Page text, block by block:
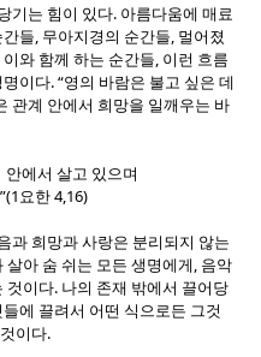
기는 힘이 있다. 아름다움에 매료
간들, 무아지경의 순간들, 멀어졌
이와 함께 하는 순간들, 이런 흐름
명이다. “영의 바람은 불고 싶은 데
관계 안에서 희망을 일깨우는 바
에서 살고 있으며
요한4,16)
과 희망과 사랑은 분리되지 않는
살아 숨 쉬는 모든 생명에게 , 음악
것이다. 나의 존재 밖에서 끌어당
에 끌려서 어떤 식으로든 그것
이다.